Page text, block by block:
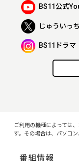
BS11公式
じゅういっ
BS11ドラマ
ご利用の機種によっては
す。その場合は、パソコ
番組情報